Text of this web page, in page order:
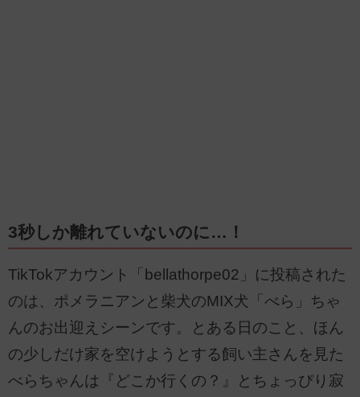
3秒しか離れていないのに…！
TikTokアカウント「bellathorpe02」に投稿された
のは、ポメラニアンと柴犬のMIX犬「べら」ちゃ
んのお出迎えシーンです。とある日のこと、ほん
の少しだけ家を空けようとする飼い主さんを見た
べらちゃんは『どこか行くの？』とちょっぴり寂